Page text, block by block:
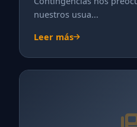
nuestros usua...
Leer más